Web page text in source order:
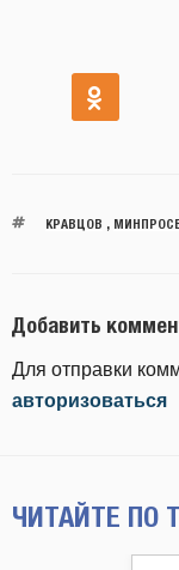
КРАВЦОВ ,
Добавить
Для отправки
авторизоваться
ЧИТАЙТЕ ПО